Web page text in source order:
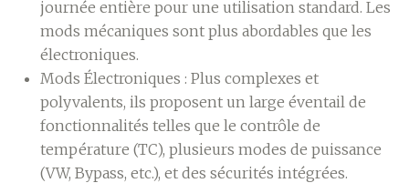
journée entière pour une utilisation standard. Les
mods mécaniques sont plus abordables que les
électroniques.
Mods Électroniques : Plus complexes et
polyvalents, ils proposent un large éventail de
fonctionnalités telles que le contrôle de
température (TC), plusieurs modes de puissance
(VW, Bypass, etc.), et des sécurités intégrées.